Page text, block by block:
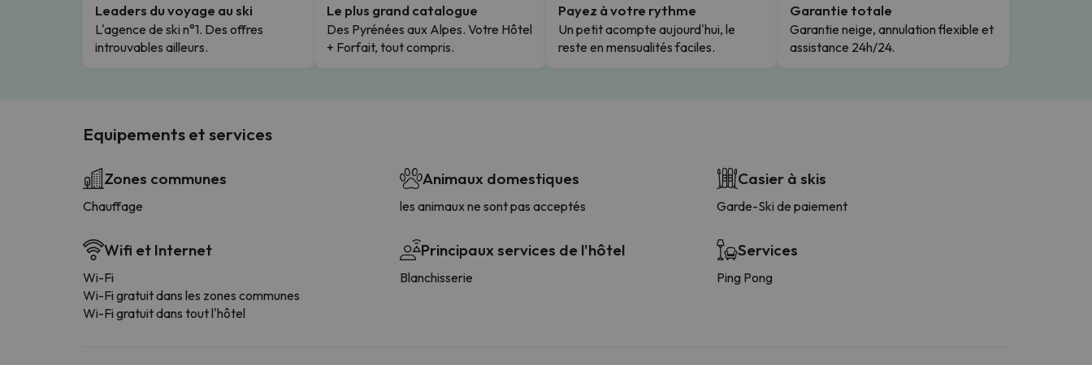
Leaders du voyage au ski
L'agence de ski n°1. Des offres
introuvables ailleurs.
Le plus grand catalogue
Des Pyrénées aux Alpes. Votre Hôtel
+ Forfait, tout compris.
Payez à votre rythme
Un petit acompte aujourd'hui, le
reste en mensualités faciles.
Garantie totale
Garantie neige, annulation flexible et
assistance 24h/24.
Equipements et services
Zones communes
Chauffage
Wifi et Internet
Wi-Fi
Wi-Fi gratuit dans les zones communes
Wi-Fi gratuit dans tout l'hôtel
Animaux domestiques
les animaux ne sont pas acceptés
Principaux services de l'hôtel
Blanchisserie
Casier à skis
Garde-Ski de paiement
Services
Ping Pong